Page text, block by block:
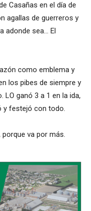
Casañas en el día de
agallas de guerreros y
adonde sea… El
como emblema y
los pibes de siempre y
LO ganó 3 a 1 en la ida,
y festejó con todo.
va por más.